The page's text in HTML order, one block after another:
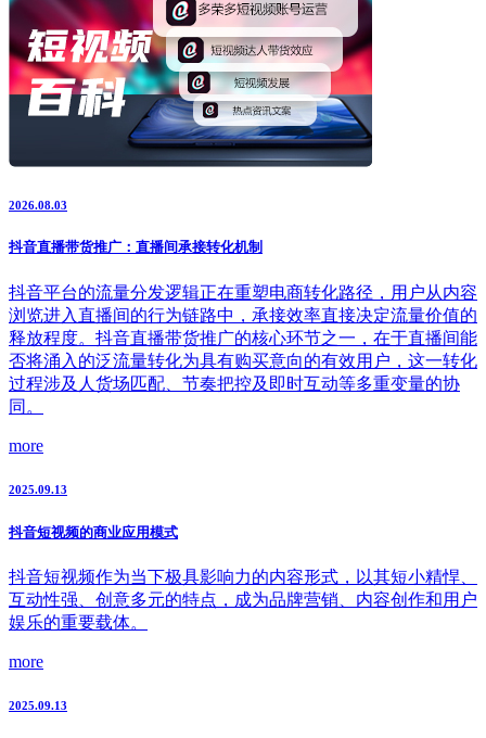
2026.08.03
抖音直播带货推广：直播间承接转化机制
抖音平台的流量分发逻辑正在重塑电商转化路径，用户从内容
浏览进入直播间的行为链路中，承接效率直接决定流量价值的
释放程度。抖音直播带货推广的核心环节之一，在于直播间能
否将涌入的泛流量转化为具有购买意向的有效用户，这一转化
过程涉及人货场匹配、节奏把控及即时互动等多重变量的协
同。
more
2025.09.13
抖音短视频的商业应用模式
抖音短视频作为当下极具影响力的内容形式，以其短小精悍、
互动性强、创意多元的特点，成为品牌营销、内容创作和用户
娱乐的重要载体。
more
2025.09.13